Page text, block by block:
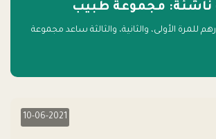
مجموعة طبيب
للمرة الأولى، والثانية، والثالثة ساعد مجموعة
10-06-2021